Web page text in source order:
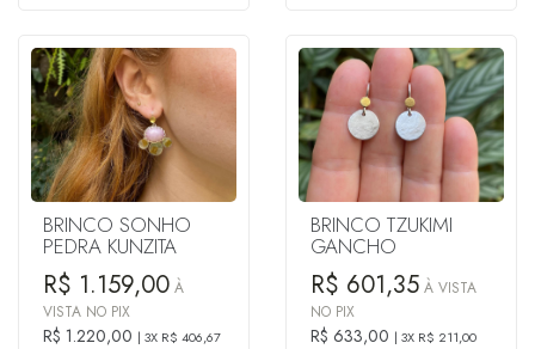
BRINCO SONHO
PEDRA KUNZITA
R$ 1.159,00 À
VISTA NO PIX
R$ 1.220,00
3X R$ 406,67
BRINCO TZUKIMI
GANCHO
R$ 601,35 À VISTA
NO PIX
R$ 633,00
3X R$ 211,00